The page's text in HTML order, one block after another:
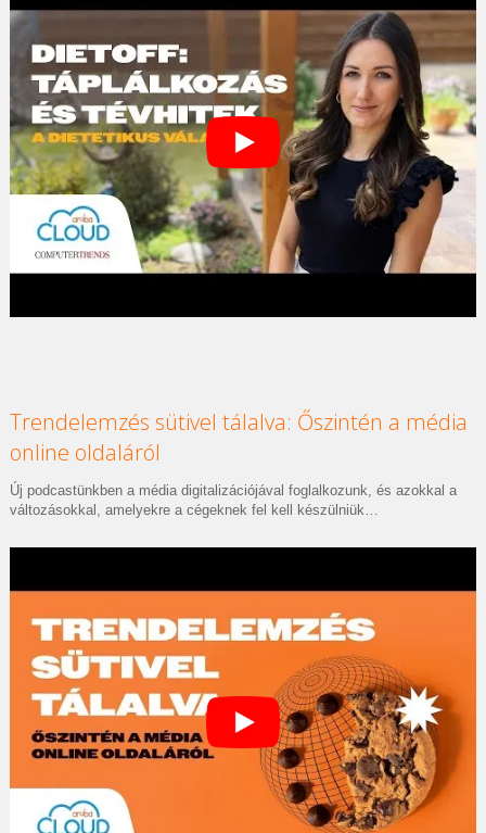
Trendelemzés sütivel tálalva: Őszintén a média
online oldaláról
Új podcastünkben a média digitalizációjával foglalkozunk, és azokkal a
változásokkal, amelyekre a cégeknek fel kell készülniük…